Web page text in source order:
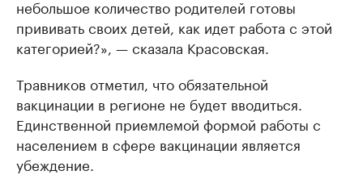
небольшое количество родителей готовы
прививать своих детей, как идет работа с этой
категорией?», — сказала Красовская.
Травников отметил, что обязательной
вакцинации в регионе не будет вводиться.
Единственной приемлемой формой работы с
населением в сфере вакцинации является
убеждение.